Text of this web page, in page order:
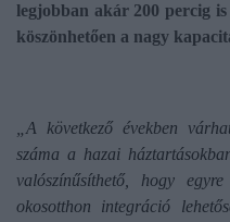
legjobban akár 200 percig
köszönhetően a nagy
„A következő években
száma a hazai
valószínűsíthető, hogy
okosotthon integráció